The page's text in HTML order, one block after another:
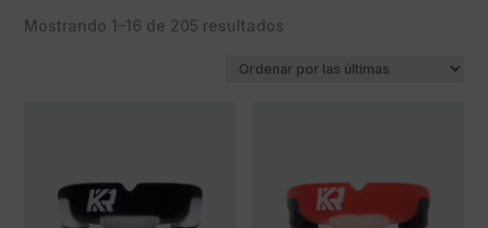
Mostrando 1–16 de 205 resultados
los